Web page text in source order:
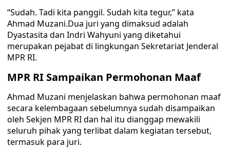
“Sudah. Tadi kita panggil. Sudah kita tegur,” kata
Ahmad Muzani.Dua juri yang dimaksud adalah
Dyastasita dan Indri Wahyuni yang diketahui
merupakan pejabat di lingkungan Sekretariat Jenderal
MPR RI.
MPR RI Sampaikan Permohonan Maaf
Ahmad Muzani menjelaskan bahwa permohonan maaf
secara kelembagaan sebelumnya sudah disampaikan
oleh Sekjen MPR RI dan hal itu dianggap mewakili
seluruh pihak yang terlibat dalam kegiatan tersebut,
termasuk para juri.